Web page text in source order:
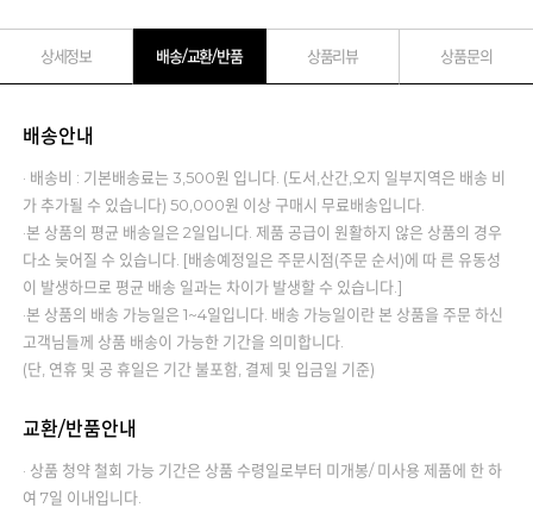
상세정보 배송/교환/반품 상품리뷰 상품문의
배송안내
· 배송비 : 기본배송료는 3,500원 입니다. (도서,산간,오지 일부지역은 배송 비
가 추가될 수 있습니다) 50,000원 이상 구매시 무료배송입니다.
·본 상품의 평균 배송일은 2일입니다. 제품 공급이 원활하지 않은 상품의 경우
다소 늦어질 수 있습니다. [배송예정일은 주문시점(주문 순서)에 따 른 유동성
이 발생하므로 평균 배송 일과는 차이가 발생할 수 있습니다.]
·본 상품의 배송 가능일은 1~4일입니다. 배송 가능일이란 본 상품을 주문 하신
고객님들께 상품 배송이 가능한 기간을 의미합니다.
(단, 연휴 및 공 휴일은 기간 불포함, 결제 및 입금일 기준)
교환/반품안내
· 상품 청약 철회 가능 기간은 상품 수령일로부터 미개봉/ 미사용 제품에 한 하
여 7일 이내입니다.